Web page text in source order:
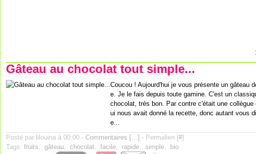
Gâteau au chocolat tout simple...
Coucou ! Aujourd'hui je vous présente un gâteau
e. Je le fais depuis toute gamine. C'est un
chocolat, très bon. Par contre c'était une collègue
ui nous avait donné la recette, donc autant vous
e...
Posté par lilouina à 00:00 - Commentaires […] - Permalien [#]
Tags: fruits, gâteau, chocolat, facile, rapide, simple, bio